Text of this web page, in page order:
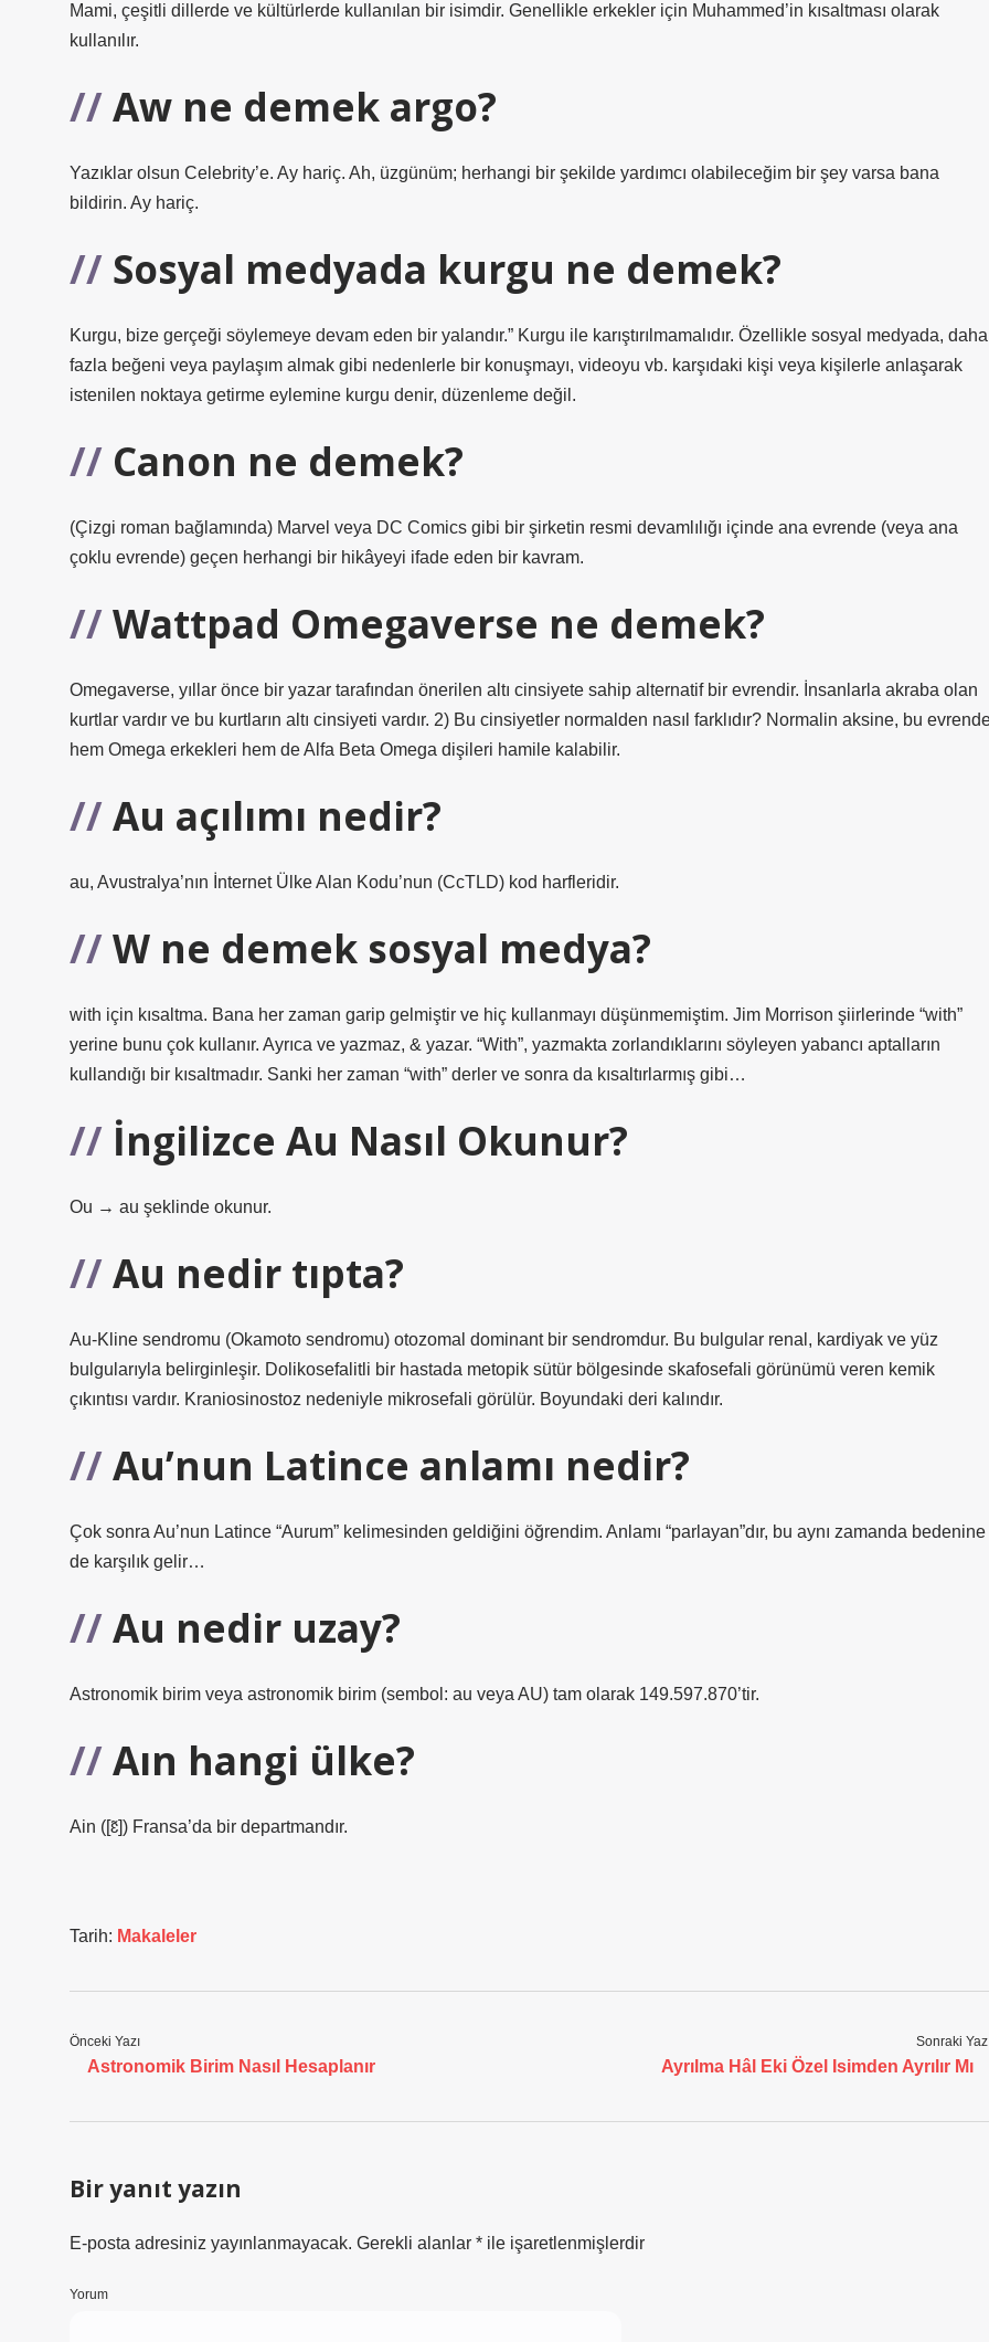
Mami, çeşitli dillerde ve kültürlerde kullanılan bir isimdir. Genellikle erkekler için Muhammed’in kısaltması olarak
kullanılır.
Aw ne demek argo?
Yazıklar olsun Celebrity’e. Ay hariç. Ah, üzgünüm; herhangi bir şekilde yardımcı olabileceğim bir şey varsa bana
bildirin. Ay hariç.
Sosyal medyada kurgu ne demek?
Kurgu, bize gerçeği söylemeye devam eden bir yalandır.” Kurgu ile karıştırılmamalıdır. Özellikle sosyal medyada, daha
fazla beğeni veya paylaşım almak gibi nedenlerle bir konuşmayı, videoyu vb. karşıdaki kişi veya kişilerle anlaşarak
istenilen noktaya getirme eylemine kurgu denir, düzenleme değil.
Canon ne demek?
(Çizgi roman bağlamında) Marvel veya DC Comics gibi bir şirketin resmi devamlılığı içinde ana evrende (veya ana
çoklu evrende) geçen herhangi bir hikâyeyi ifade eden bir kavram.
Wattpad Omegaverse ne demek?
Omegaverse, yıllar önce bir yazar tarafından önerilen altı cinsiyete sahip alternatif bir evrendir. İnsanlarla akraba olan
kurtlar vardır ve bu kurtların altı cinsiyeti vardır. 2) Bu cinsiyetler normalden nasıl farklıdır? Normalin aksine, bu
hem Omega erkekleri hem de Alfa Beta Omega dişileri hamile kalabilir.
Au açılımı nedir?
au, Avustralya’nın İnternet Ülke Alan Kodu’nun (CcTLD) kod harfleridir.
W ne demek sosyal medya?
with için kısaltma. Bana her zaman garip gelmiştir ve hiç kullanmayı düşünmemiştim. Jim Morrison şiirlerinde “with”
yerine bunu çok kullanır. Ayrıca ve yazmaz, & yazar. “With”, yazmakta zorlandıklarını söyleyen yabancı aptalların
kullandığı bir kısaltmadır. Sanki her zaman “with” derler ve sonra da kısaltırlarmış gibi…
İngilizce Au Nasıl Okunur?
Ou → au şeklinde okunur.
Au nedir tıpta?
Au-Kline sendromu (Okamoto sendromu) otozomal dominant bir sendromdur. Bu bulgular renal, kardiyak ve yüz
bulgularıyla belirginleşir. Dolikosefalitli bir hastada metopik sütür bölgesinde skafosefali görünümü veren kemik
çıkıntısı vardır. Kraniosinostoz nedeniyle mikrosefali görülür. Boyundaki deri kalındır.
Au’nun Latince anlamı nedir?
Çok sonra Au’nun Latince “Aurum” kelimesinden geldiğini öğrendim. Anlamı “parlayan”dır, bu aynı zamanda bedenine
de karşılık gelir…
Au nedir uzay?
Astronomik birim veya astronomik birim (sembol: au veya AU) tam olarak 149.597.870’tir.
Aın hangi ülke?
Ain ([ɛ̃]) Fransa’da bir departmandır.
Tarih: Makaleler
Önceki Yazı
Astronomik Birim Nasıl Hesaplanır
Sonraki
Ayrılma Hâl Eki Özel Isimden Ayrılır Mı
Bir yanıt yazın
E-posta adresiniz yayınlanmayacak. Gerekli alanlar * ile işaretlenmişlerdir
Yorum